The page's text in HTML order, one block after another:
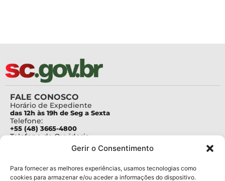
Gerir o Consentimento
Para fornecer as melhores experiências, usamos tecnologias como
cookies para armazenar e/ou aceder a informações do dispositivo.
FALE CONOSCO
Horário de Expediente
das 12h às 19h de Seg a Sexta
Telefone:
+55 (48) 3665-4800
Telefone da Ouvidoria
Para assuntos relacionados à Pesquisa
pesquisa@fapesc.sc.gov.br